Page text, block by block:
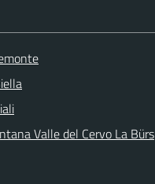
Valle del Cervo La Bürs